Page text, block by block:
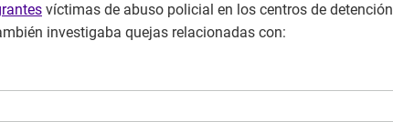
víctimas de abuso policial en los centros de detención
investigaba quejas relacionadas con: